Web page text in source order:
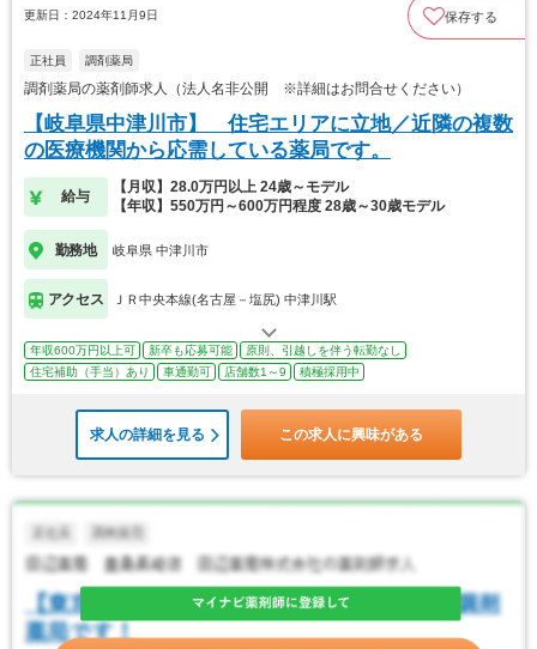
更新日：2024年11月9日 保存する
正社員 調剤薬局
調剤薬局の薬剤師求人（法人名非公開 ※詳細はお問合せください）
【岐阜県中津川市】 住宅エリアに立地／近隣の複数
の医療機関から応需している薬局です。
給与
【月収】28.0万円以上 24歳～モデル
【年収】550万円～600万円程度 28歳～30歳モデル
勤務地 岐阜県 中津川市
アクセス ＪＲ中央本線(名古屋－塩尻) 中津川駅
年収600万円以上可 新卒も応募可能
原則、引越しを伴う転勤なし
住宅補助（手当）あり
車通勤可 店舗数1～9 積極採用中
求人の詳細を見る この求人に興味がある